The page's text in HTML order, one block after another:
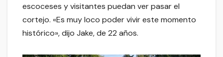
escoceses y visitantes puedan ver pasar el
cortejo. «Es muy loco poder vivir este momento
histórico», dijo Jake, de 22 años.